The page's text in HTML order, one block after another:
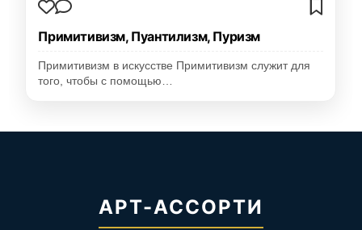
Примитивизм, Пуантилизм, Пуризм
Примитивизм в искусстве Примитивизм служит для
того, чтобы с помощью…
АРТ-АССОРТИ